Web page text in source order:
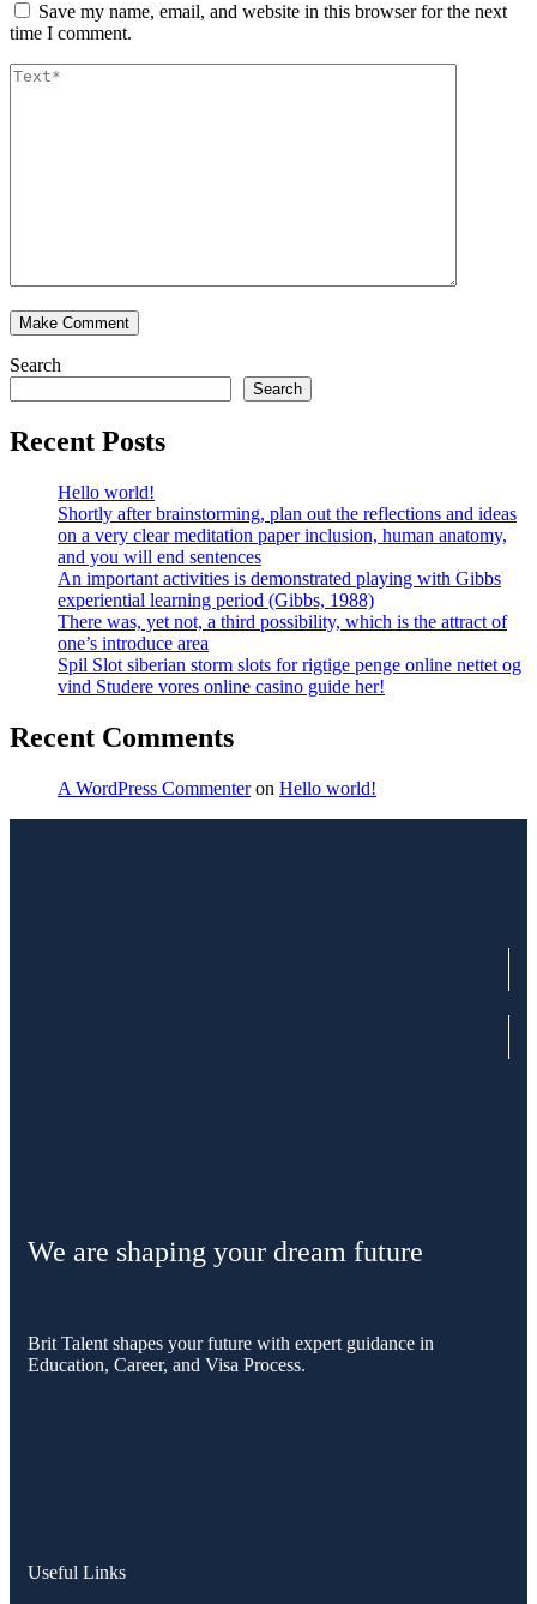
Save my name, email, and website in this browser for the next
time I comment.
Search
Search
Recent Posts
Hello world!
Shortly after brainstorming, plan out the reflections and ideas
on a very clear meditation paper inclusion, human anatomy,
and you will end sentences
An important activities is demonstrated playing with Gibbs
experiential learning period (Gibbs, 1988)
There was, yet not, a third possibility, which is the attract of
one’s introduce area
Spil Slot siberian storm slots for rigtige penge online nettet og
vind Studere vores online casino guide her!
Recent Comments
A WordPress Commenteron Hello world!
We are shaping your dream future
Brit Talent shapes your future with expert guidance in
Education, Career, and Visa Process.
Useful Links